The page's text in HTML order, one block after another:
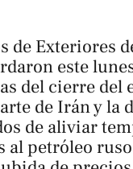
de Exteriores
este
del cierre del
de Irán y la
de aliviar
al petróleo